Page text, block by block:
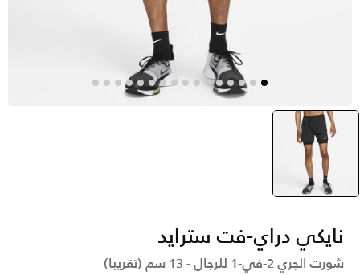
selected
أسود
نايكي دراي-فت سترايد
شورت الجري 2-في-1 للرجال - 13 سم (تقريبا)